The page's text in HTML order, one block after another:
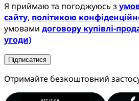
Я приймаю та погоджуюсь з
сайту, політикою
умовами договору купівлі-
угоди)
Підписатися
Отримайте безкоштовний